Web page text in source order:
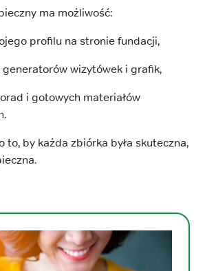
ma możliwość:
profilu na stronie fundacji,
generatorów wizytówek i grafik,
i gotowych materiałów
to, by każda zbiórka była skuteczna,